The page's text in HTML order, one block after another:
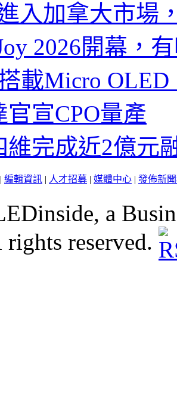
入加拿大市場
2026開幕，
載Micro
官宣CPO量產
維完成近2億元
| 編輯資訊 | 人才招募 | 媒體中心 | 發佈新
a
reserved.